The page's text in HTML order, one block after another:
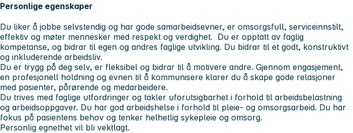
Personlige egenskaper
Du liker å jobbe selvstendig og har gode samarbeidsevner, er omsorgsfull, serviceinnstilt,
effektiv og møter mennesker med respekt og verdighet. Du er opptatt av faglig
kompetanse, og bidrar til egen og andres faglige utvikling. Du bidrar til et godt, konstruktivt
og inkluderende arbeidsliv.
Du er trygg på deg selv, er fleksibel og bidrar til å motivere andre. Gjennom engasjement,
en profesjonell holdning og evnen til å kommunisere klarer du å skape gode relasjoner
med pasienter, pårørende og medarbeidere.
Du trives med faglige utfordringer og takler uforutsigbarhet i forhold til arbeidsbelastning
og arbeidsoppgaver. Du har god arbeidshelse i forhold til pleie- og omsorgsarbeid. Du har
fokus på pasientens behov og tenker helhetlig sykepleie og omsorg.
Personlig egnethet vil bli vektlagt.